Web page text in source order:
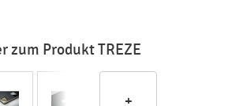
zum Produkt TREZE
+